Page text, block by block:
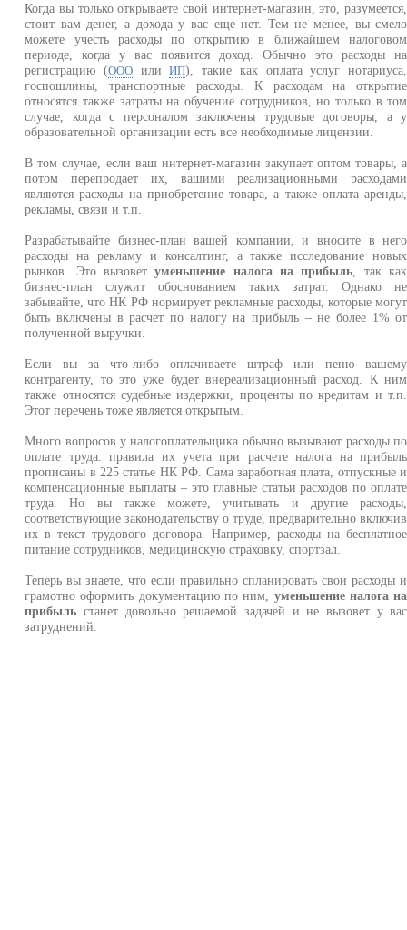
Когда вы только открываете свой интернет-магазин, это, разумеется,
стоит вам денег, а дохода у вас еще нет. Тем не менее, вы смело
можете учесть расходы по открытию в ближайшем налоговом
периоде, когда у вас появится доход. Обычно это расходы на
регистрацию (ОООилиИП), такие как оплата услуг нотариуса,
госпошлины, транспортные расходы. К расходам на открытие
относятся также затраты на обучение сотрудников, но только в том
случае, когда с персоналом заключены трудовые договоры, а у
образовательной организации есть все необходимые лицензии.
В том случае, если ваш интернет-магазин закупает оптом товары, а
потом перепродает их, вашими реализационными расходами
являются расходы на приобретение товара, а также оплата аренды,
рекламы, связи и т.п.
Разрабатывайте бизнес-план вашей компании, и вносите в него
расходы на рекламу и консалтинг, а также исследование новых
рынков. Это вызоветуменьшение налога на прибыль , так как
бизнес-план служит обоснованием таких затрат. Однако не
забывайте, что НК РФ нормирует рекламные расходы, которые могут
быть включены в расчет по налогу на прибыль – не более 1% от
полученной выручки.
Если вы за что-либо оплачиваете штраф или пеню вашему
контрагенту, то это уже будет внереализационный расход. К ним
также относятся судебные издержки, проценты по кредитам и т.п.
Этот перечень тоже является открытым.
Много вопросов у налогоплательщика обычно вызывают расходы по
оплате труда. правила их учета при расчете налога на прибыль
прописаны в 225 статье НК РФ. Сама заработная плата, отпускные и
компенсационные выплаты – это главные статьи расходов по оплате
труда. Но вы также можете, учитывать и другие расходы,
соответствующие законодательству о труде, предварительно включив
их в текст трудового договора. Например, расходы на бесплатное
питание сотрудников, медицинскую страховку, спортзал.
Теперь вы знаете, что если правильно спланировать свои расходы и
грамотно оформить документацию по ним, уменьшение налога на
прибыль станет довольно решаемой задачей и не вызовет у вас
затруднений.